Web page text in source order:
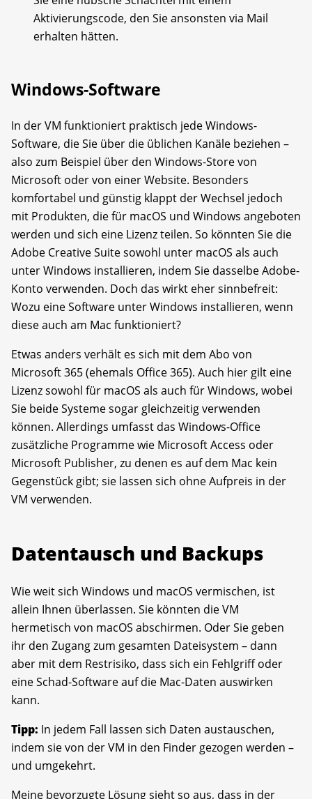
Aktivierungscode, den Sie ansonsten via Mail
erhalten hätten.
Windows-Software
In der VM funktioniert praktisch jede Windows-
Software, die Sie über die üblichen Kanäle beziehen –
also zum Beispiel über den Windows-Store von
Microsoft oder von einer Website. Besonders
komfortabel und günstig klappt der Wechsel jedoch
mit Produkten, die für macOS und Windows angeboten
werden und sich eine Lizenz teilen. So könnten Sie die
Adobe Creative Suite sowohl unter macOS als auch
unter Windows installieren, indem Sie dasselbe Adobe-
Konto verwenden. Doch das wirkt eher sinnbefreit:
Wozu eine Software unter Windows installieren, wenn
diese auch am Mac funktioniert?
Etwas anders verhält es sich mit dem Abo von
Microsoft 365 (ehemals Office 365). Auch hier gilt eine
Lizenz sowohl für macOS als auch für Windows, wobei
Sie beide Systeme sogar gleichzeitig verwenden
können. Allerdings umfasst das Windows-Office
zusätzliche Programme wie Microsoft Access oder
Microsoft Publisher, zu denen es auf dem Mac kein
Gegenstück gibt; sie lassen sich ohne Aufpreis in der
VM verwenden.
Datentausch und Backups
Wie weit sich Windows und macOS vermischen, ist
allein Ihnen überlassen. Sie könnten die VM
hermetisch von macOS abschirmen. Oder Sie geben
ihr den Zugang zum gesamten Dateisystem – dann
aber mit dem Restrisiko, dass sich ein Fehlgriff oder
eine Schad-Software auf die Mac-Daten auswirken
kann.
Tipp: In jedem Fall lassen sich Daten austauschen,
indem sie von der VM in den Finder gezogen werden –
und umgekehrt.
Meine bevorzugte Lösung sieht so aus, dass in der